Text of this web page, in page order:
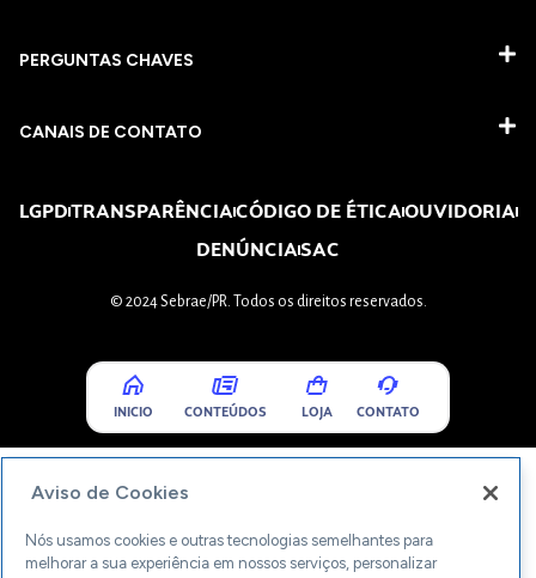
PERGUNTAS CHAVES​
CANAIS DE CONTATO
LGPDTRANSPARÊNCIACÓDIGO DE ÉTICAOUVIDORIA
DENÚNCIASAC
© 2024 Sebrae/PR. Todos os direitos reservados.
INICIO CONTEÚDOS LOJA CONTATO
Aviso de Cookies
Nós usamos cookies e outras tecnologias semelhantes para
melhorar a sua experiência em nossos serviços, personalizar